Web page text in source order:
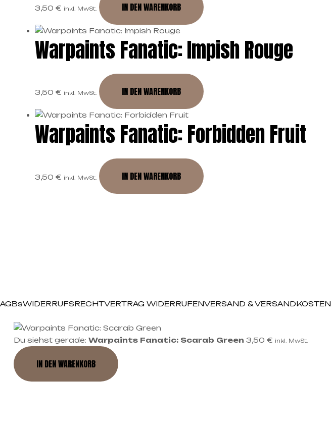
3,50 € inkl. MwSt. IN DEN WARENKORB
Warpaints Fanatic: Impish Rouge
3,50 € inkl. MwSt. IN DEN WARENKORB
Warpaints Fanatic: Forbidden Fruit
3,50 € inkl. MwSt. IN DEN WARENKORB
AGBsWIDERRUFSRECHTVERTRAG WIDERRUFENVERSAND & VERSANDKOSTEN
Du siehst gerade: Warpaints Fanatic: Scarab Green 3,50 € inkl. MwSt.
IN DEN WARENKORB